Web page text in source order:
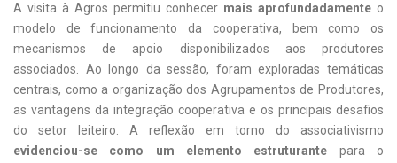
A visita à Agros permitiu conhecer mais aprofundadamente o
modelo de funcionamento da cooperativa, bem como os
mecanismos de apoio disponibilizados aos produtores
associados. Ao longo da sessão, foram exploradas temáticas
centrais, como a organização dos Agrupamentos de Produtores,
as vantagens da integração cooperativa e os principais desafios
do setor leiteiro. A reflexão em torno do associativismo
evidenciou-se como um elemento estruturante para o